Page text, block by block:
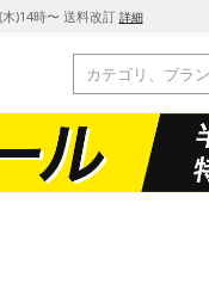
)14時〜 送料改訂 詳細